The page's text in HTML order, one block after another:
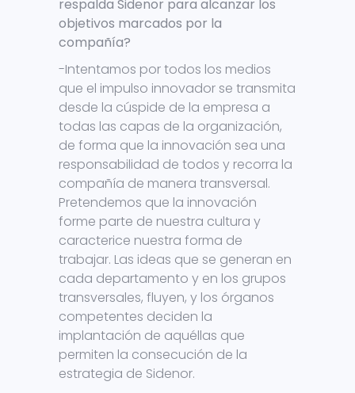
respalda Sidenor para alcanzar los
objetivos marcados por la
compañía?
-Intentamos por todos los medios
que el impulso innovador se transmita
desde la cúspide de la empresa a
todas las capas de la organización,
de forma que la innovación sea una
responsabilidad de todos y recorra la
compañía de manera transversal.
Pretendemos que la innovación
forme parte de nuestra cultura y
caracterice nuestra forma de
trabajar. Las ideas que se generan en
cada departamento y en los grupos
transversales, fluyen, y los órganos
competentes deciden la
implantación de aquéllas que
permiten la consecución de la
estrategia de Sidenor.